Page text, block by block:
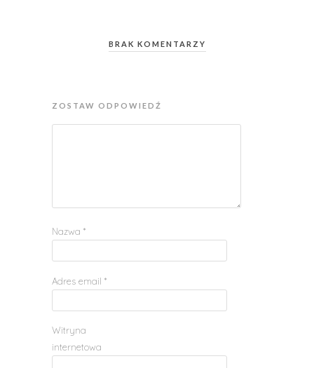
BRAK KOMENTARZY
ZOSTAW ODPOWIEDŹ
Nazwa *
Adres email *
Witryna
internetowa